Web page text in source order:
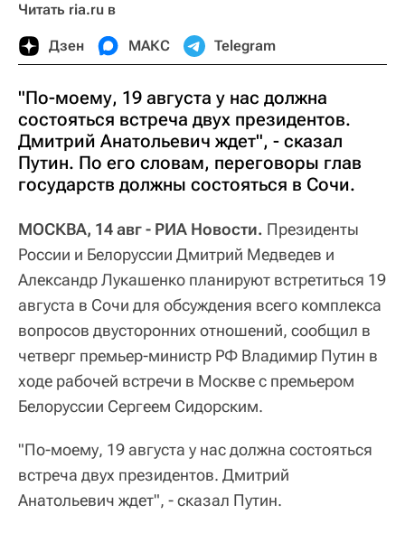
Читать ria.ru в
Дзен МАКС Telegram
"По-моему, 19 августа у нас должна
состояться встреча двух президентов.
Дмитрий Анатольевич ждет", - сказал
Путин. По его словам, переговоры глав
государств должны состояться в Сочи.
МОСКВА, 14 авг - РИА Новости. Президенты
России и Белоруссии Дмитрий Медведев и
Александр Лукашенко планируют встретиться 19
августа в Сочи для обсуждения всего комплекса
вопросов двусторонних отношений, сообщил в
четверг премьер-министр РФ Владимир Путин в
ходе рабочей встречи в Москве с премьером
Белоруссии Сергеем Сидорским.
"По-моему, 19 августа у нас должна состояться
встреча двух президентов. Дмитрий
Анатольевич ждет", - сказал Путин.